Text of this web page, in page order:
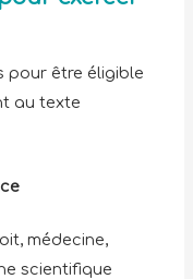
pour être éligible
au texte
médecine,
scientifique